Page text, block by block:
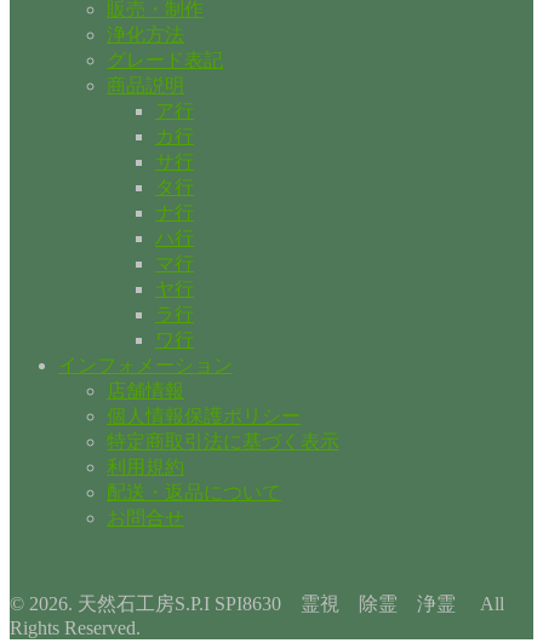
販売・制作
浄化方法
グレード表記
商品説明
ア行
カ行
サ行
タ行
ナ行
ハ行
マ行
ヤ行
ラ行
ワ行
インフォメーション
店舗情報
個人情報保護ポリシー
特定商取引法に基づく表示
利用規約
配送・返品について
お問合せ
© 2026. 天然石工房S.P.I SPI8630 霊視 除霊 浄霊 All
Rights Reserved.